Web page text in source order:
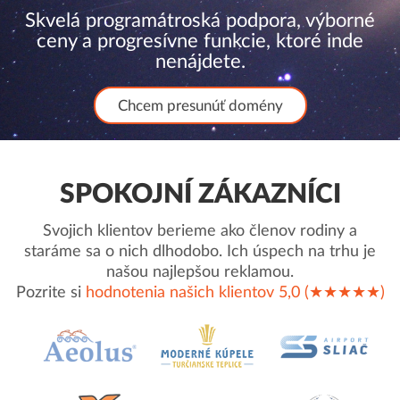
Skvelá programátroská podpora, výborné
ceny a progresívne funkcie, ktoré inde
nenájdete.
Chcem presunúť domény
SPOKOJNÍ ZÁKAZNÍCI
Svojich klientov berieme ako členov rodiny a
staráme sa o nich dlhodobo. Ich úspech na trhu je
našou najlepšou reklamou.
Pozrite si hodnotenia našich klientov 5,0 (★★★★★)